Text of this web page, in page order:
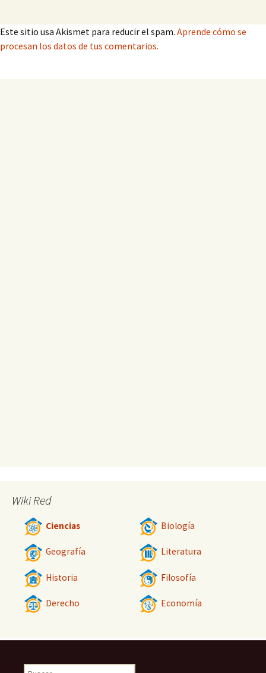
Este sitio usa Akismet para reducir el spam. Aprende cómo se
procesan los datos de tus comentarios.
Wiki Red
Ciencias Biología
Geografía Literatura
Historia Filosofía
Derecho Economía
Buscar: